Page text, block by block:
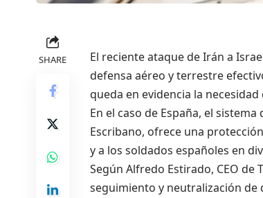
SHARE
El reciente ataque de Irán a
defensa aéreo y terrestre
queda en evidencia la
En el caso de España, el
Escribano, ofrece una
y a los soldados españoles en
Según Alfredo Estirado, CEO de
seguimiento y neutralización